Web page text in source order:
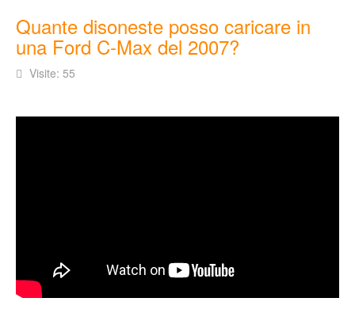
Quante disoneste posso caricare in
una Ford C-Max del 2007?
Visite: 55